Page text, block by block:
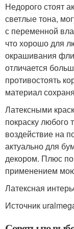
Недорого стоят
светлые тона,
с переменной
что хорошо для
окрашивания
отличается
противостоять
материал
Латексными
покраску
воздействие на
актуально для
декором. Плюс
применением
Латексная
Источник